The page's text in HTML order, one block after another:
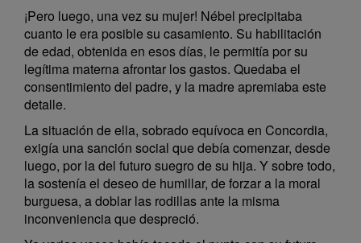
¡Pero luego, una vez su mujer! Nébel precipitaba
cuanto le era posible su casamiento. Su habilitación
de edad, obtenida en esos días, le permitía por su
legítima materna afrontar los gastos. Quedaba el
consentimiento del padre, y la madre apremiaba este
detalle.
La situación de ella, sobrado equívoca en Concordia,
exigía una sanción social que debía comenzar, desde
luego, por la del futuro suegro de su hija. Y sobre todo,
la sostenía el deseo de humillar, de forzar a la moral
burguesa, a doblar las rodillas ante la misma
inconveniencia que despreció.